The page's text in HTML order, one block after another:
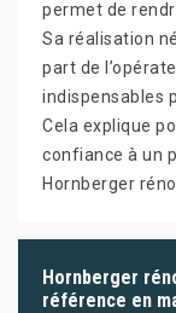
permet de
Sa réalisation
part de
indispensables
Cela explique
confiance à un
Hornberger
Hornberger
référence en